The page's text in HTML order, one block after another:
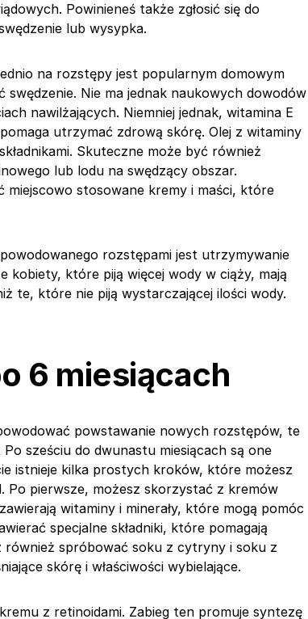
Powinieneś także zgłosić się do
lub wysypka.
na rozstępy jest popularnym domowym
swędzenie. Nie ma jednak naukowych dowodów
nawilżających. Niemniej jednak, witamina E
utrzymać zdrową skórę. Olej z witaminy
Skuteczne może być również
lub lodu na swędzący obszar.
miejscowo stosowane kremy i maści, które
rozstępami jest utrzymywanie
kobiety, które piją więcej wody w ciąży, mają
te, które nie piją wystarczającej ilości wody.
6 miesiącach
powstawanie nowych rozstępów, te
sześciu do dwunastu miesiącach są one
istnieje kilka prostych kroków, które możesz
Po pierwsze, możesz skorzystać z kremów
witaminy i minerały, które mogą pomóc
specjalne składniki, które pomagają
również spróbować soku z cytryny i soku z
skórę i właściwości wybielające.
z retinoidami. Zabieg ten promuje syntezę